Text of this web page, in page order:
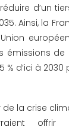
d’un
Ainsi, la
émissions
% d’ici à 2030
la crise